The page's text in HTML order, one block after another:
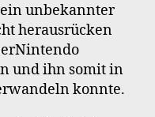
ein unbekannter
herausrücken
und ihn somit in
konnte.